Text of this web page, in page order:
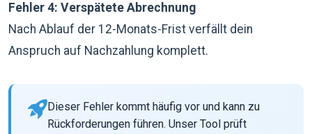
Fehler 4: Verspätete Abrechnung
Nach Ablauf der 12-Monats-Frist verfällt dein
Anspruch auf Nachzahlung komplett.
Dieser Fehler kommt häufig vor und kann zu
Rückforderungen führen. Unser Tool prüft